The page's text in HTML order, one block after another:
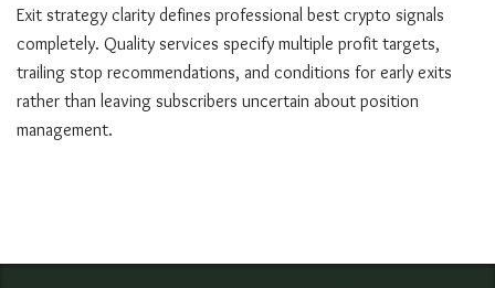
Exit strategy clarity defines professional best crypto signals
completely. Quality services specify multiple profit targets,
trailing stop recommendations, and conditions for early exits
rather than leaving subscribers uncertain about position
management.